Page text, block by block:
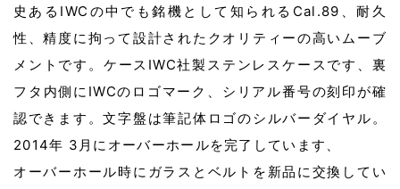
史あるIWCの中でも銘機として知られるCal.89、耐久
性、精度に拘って設計されたクオリティーの高いムーブ
メントです。ケースIWC社製ステンレスケースです、裏
フタ内側にIWCのロゴマーク、シリアル番号の刻印が確
認できます。文字盤は筆記体ロゴのシルバーダイヤル。
2014年 3月にオーバーホールを完了しています、
オーバーホール時にガラスとベルトを新品に交換してい